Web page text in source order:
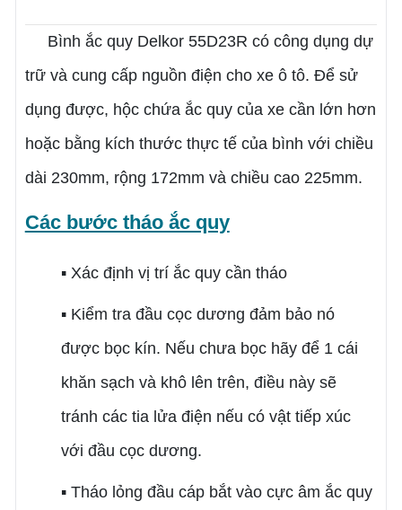
Bình ắc quy Delkor 55D23R có công dụng dự
trữ và cung cấp nguồn điện cho xe ô tô. Để sử
dụng được, hộc chứa ắc quy của xe cần lớn hơn
hoặc bằng kích thước thực tế của bình với chiều
dài 230mm, rộng 172mm và chiều cao 225mm.
Các bước tháo ắc quy
▪ Xác định vị trí ắc quy cần tháo
▪ Kiểm tra đầu cọc dương đảm bảo nó
được bọc kín. Nếu chưa bọc hãy để 1 cái
khăn sạch và khô lên trên, điều này sẽ
tránh các tia lửa điện nếu có vật tiếp xúc
với đầu cọc dương.
▪ Tháo lỏng đầu cáp bắt vào cực âm ắc quy